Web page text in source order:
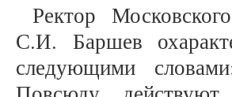
Ректор
С.И. Баршев
следующими